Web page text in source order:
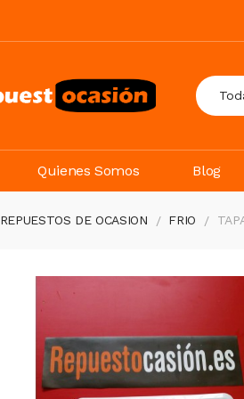
Quienes Somos Blog
REPUESTOS DE OCASION FRIO